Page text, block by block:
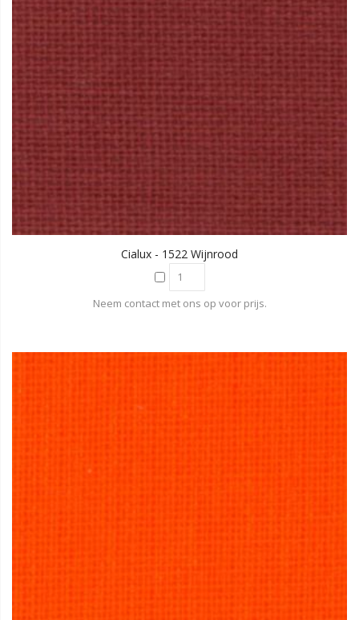
Cialux - 1522 Wijnrood
Neem contact met ons op voor prijs.